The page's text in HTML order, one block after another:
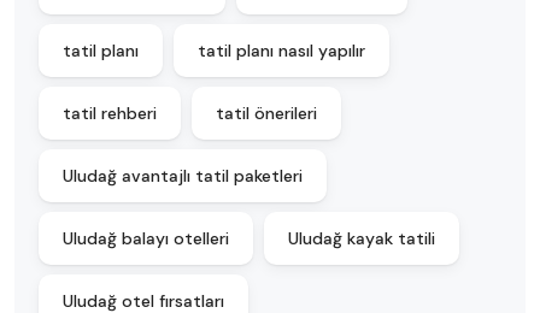
tatil planı tatil planı nasıl yapılır
tatil rehberi tatil önerileri
Uludağ avantajlı tatil paketleri
Uludağ balayı otelleri Uludağ kayak tatili
Uludağ otel fırsatları